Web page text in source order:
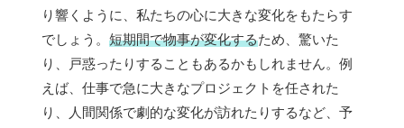
り響くように、私たちの心に大きな変化をもたらす
でしょう。 短期間で物事が変化するため、驚いた
り、戸惑ったりすることもあるかもしれません。例
えば、仕事で急に大きなプロジェクトを任された
り、人間関係で劇的な変化が訪れたりするなど、予